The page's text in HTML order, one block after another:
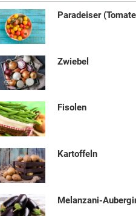
Paradeiser
Zwiebel
Fisolen
Kartoffeln
Melanzani-